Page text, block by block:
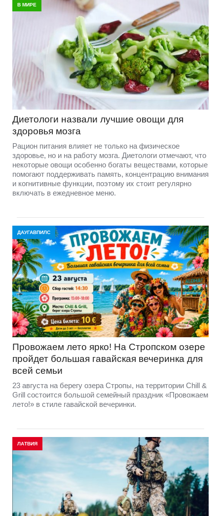
В МИРЕ
Диетологи назвали лучшие овощи для
здоровья мозга
Рацион питания влияет не только на физическое
здоровье, но и на работу мозга. Диетологи отмечают, что
некоторые овощи особенно богаты веществами, которые
помогают поддерживать память, концентрацию внимания
и когнитивные функции, поэтому их стоит регулярно
включать в ежедневное меню.
ДАУГАВПИЛС
Провожаем лето ярко! На Стропском озере
пройдет большая гавайская вечеринка для
всей семьи
23 августа на берегу озера Стропы, на территории Chill &
Grill состоится большой семейный праздник «Провожаем
лето!» в стиле гавайской вечеринки.
ЛАТВИЯ